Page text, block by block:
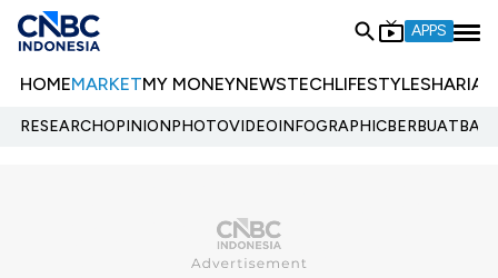
APPS
HOMEMARKETMY MONEYNEWSTECHLIFESTYLESHARIA
RESEARCHOPINIONPHOTOVIDEOINFOGRAPHIC